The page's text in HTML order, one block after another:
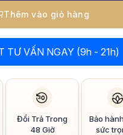
Thêm vào giỏ hàng
TƯ VẤN NGAY (9h - 21h)
Đổi Trả Trong
48 Giờ
Bảo
sức